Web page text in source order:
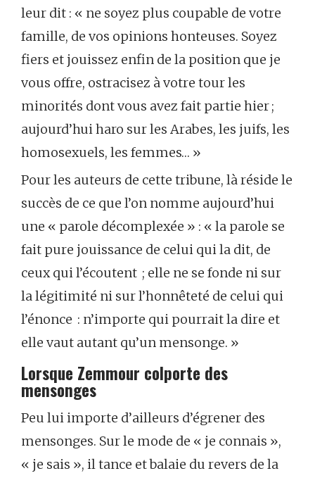
leur dit : « ne soyez plus coupable de votre
famille, de vos opinions honteuses. Soyez
fiers et jouissez enfin de la position que je
vous offre, ostracisez à votre tour les
minorités dont vous avez fait partie hier ;
aujourd’hui haro sur les Arabes, les juifs, les
homosexuels, les femmes… »
Pour les auteurs de cette tribune, là réside le
succès de ce que l’on nomme aujourd’hui
une « parole décomplexée » : « la parole se
fait pure jouissance de celui qui la dit, de
ceux qui l’écoutent ; elle ne se fonde ni sur
la légitimité ni sur l’honnêteté de celui qui
l’énonce : n’importe qui pourrait la dire et
elle vaut autant qu’un mensonge. »
Lorsque Zemmour colporte des
mensonges
Peu lui importe d’ailleurs d’égrener des
mensonges. Sur le mode de « je connais »,
« je sais », il tance et balaie du revers de la